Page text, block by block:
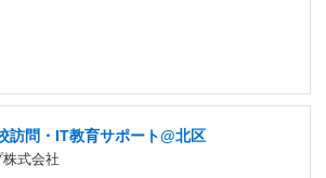
訪問・IT教育サポート@北区
式会社